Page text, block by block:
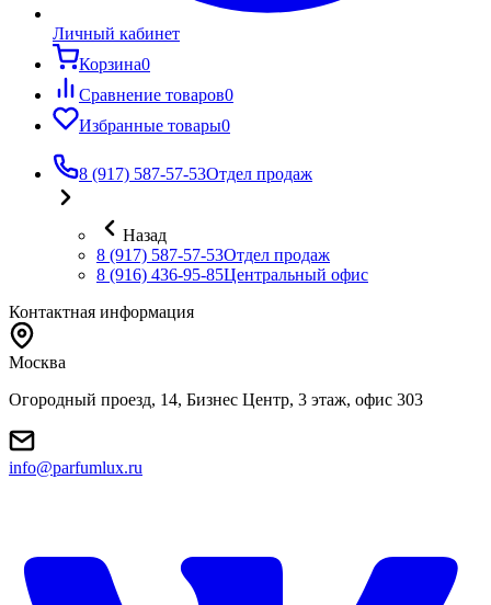
Личный кабинет
Корзина0
Сравнение товаров0
Избранные товары0
8 (917) 587-57-53Отдел продаж
Назад
8 (917) 587-57-53Отдел продаж
8 (916) 436-95-85Центральный офис
Контактная информация
Москва
Огородный проезд, 14, Бизнес Центр, 3 этаж, офис 303
info@parfumlux.ru